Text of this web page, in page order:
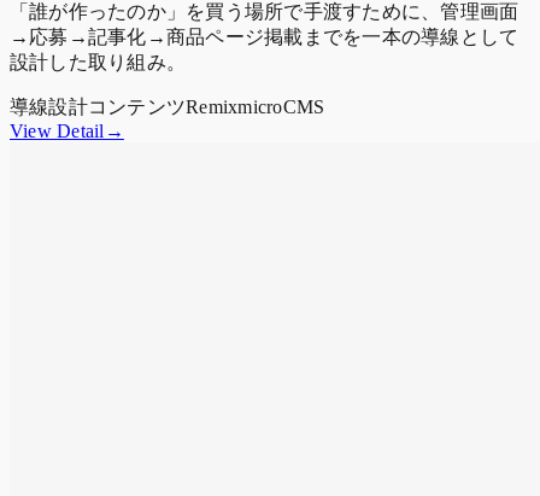
「誰が作ったのか」を買う場所で手渡すために、管理画面
→応募→記事化→商品ページ掲載までを一本の導線として
設計した取り組み。
導線設計コンテンツRemixmicroCMS
View Detail→